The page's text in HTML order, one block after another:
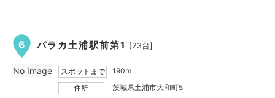
6 パラカ土浦駅前第1 [23台]
スポットまで
190m
住所
茨城県土浦市大和町5
No Image